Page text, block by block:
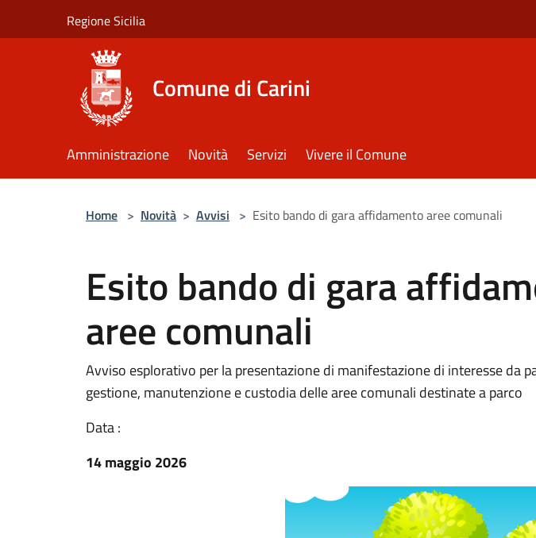
Regione Sicilia
Comune di Carini
Amministrazione Novità Servizi Vivere il Comune
Home > Novità > Avvisi > Esito bando di gara affidamento aree comunali
Esito bando di gara
aree comunali
Avviso esplorativo per la presentazione di manifestazione di interesse da
gestione, manutenzione e custodia delle aree comunali destinate a parco
Data :
14 maggio 2026